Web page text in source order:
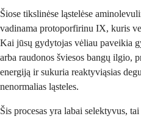
Šiose tikslinėse ląstelėse
vadinama protoporfirinu IX, kuris
Kai jūsų gydytojas vėliau paveikia
arba raudonos šviesos bangų ilgio,
energiją ir sukuria reaktyviąsias
nenormalias ląsteles.
Šis procesas yra labai selektyvus,